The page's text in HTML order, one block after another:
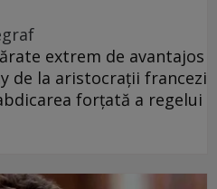
extrem de avantajos
de la aristocrații francezi
forțată a regelui